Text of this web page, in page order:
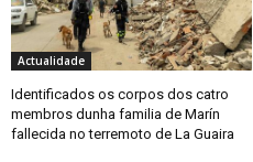
Actualidade
Identificados os corpos dos catro
membros dunha familia de Marín
fallecida no terremoto de La Guaira